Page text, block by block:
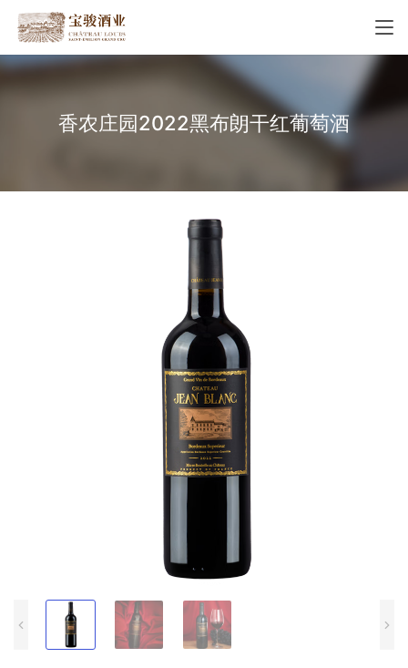
香农庄园2022黑布朗干红葡萄酒